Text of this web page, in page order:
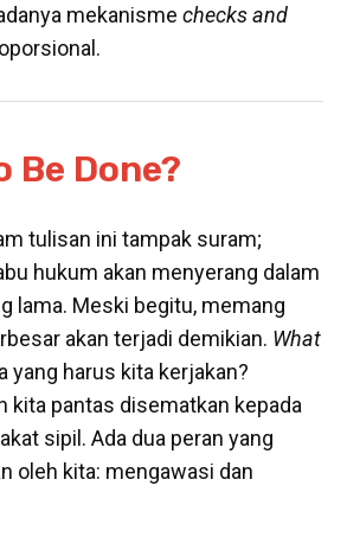
mekanisme checks and
Be Done?
tulisan ini tampak suram;
hukum akan menyerang dalam
lama. Meski begitu, memang
akan terjadi demikian. What
yang harus kita kerjakan?
kita pantas disematkan kepada
sipil. Ada dua peran yang
oleh kita: mengawasi dan